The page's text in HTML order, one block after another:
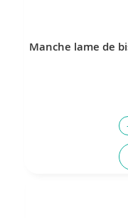
Manche lame de